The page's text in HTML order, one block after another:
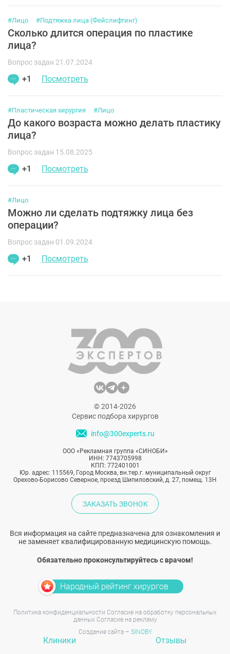
#Лицо #Подтяжка лица (Фейслифтинг)
Сколько длится операция по пластике
лица?
Вопрос задан 21.07.2024
+1 Посмотреть
#Пластическая хирургия #Лицо
До какого возраста можно делать пластику
лица?
Вопрос задан 15.08.2025
+1 Посмотреть
#Лицо
Можно ли сделать подтяжку лица без
операции?
Вопрос задан 01.09.2024
+1 Посмотреть
© 2014-2026
Сервис подбора хирургов
info@300experts.ru
ООО «Рекламная группа «СИНОБИ»
ИНН: 7743705998
КПП: 772401001
Юр. адрес: 115569, Город Москва, вн.тер.г. муниципальный округ
Орехово-Борисово Северное, проезд Шипиловский, д. 27, помещ. 13Н
ЗАКАЗАТЬ ЗВОНОК
Вся информация на сайте предназначена для ознакомления и
не заменяет квалифицированную медицинскую помощь.
Обязательно проконсультируйтесь с врачом!
Народный рейтинг хирургов
Политика конфиденциальности Согласие на обработку персональных
данных Согласие на рекламу
Создание сайта – SINOBY
Клиники
Отзывы